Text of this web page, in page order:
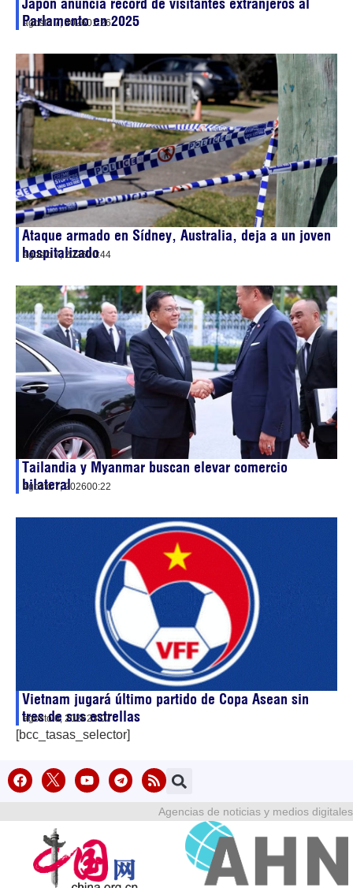
Japón anuncia récord de visitantes extranjeros al
Parlamento en 2025
agosto 7, 202601:26
Ataque armado en Sídney, Australia, deja a un joven
hospitalizado
agosto 7, 202600:44
Tailandia y Myanmar buscan elevar comercio
bilateral
agosto 7, 202600:22
Vietnam jugará último partido de Copa Asean sin
tres de sus estrellas
agosto 6, 202623:07
[bcc_tasas_selector]
Agencias de noticias y medios digitales